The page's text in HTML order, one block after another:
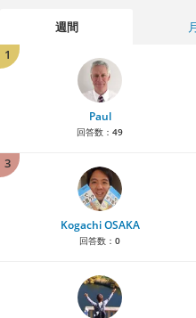
週間
1
Paul
回答数： 49
3
Kogachi OSAKA
回答数： 0